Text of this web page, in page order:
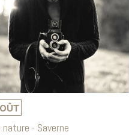
- Saverne